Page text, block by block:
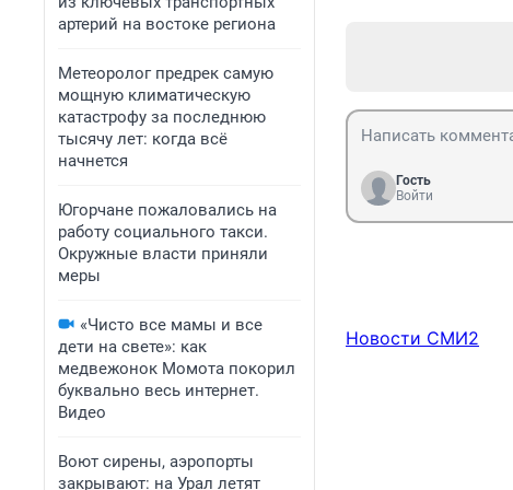
артерий на востоке региона
Метеоролог предрек самую
мощную климатическую
катастрофу за последнюю
тысячу лет: когда всё
начнется
Югорчане пожаловались на
работу социального такси.
Окружные власти приняли
меры
«Чисто все мамы и все
дети на свете»: как
медвежонок Момота покорил
буквально весь интернет.
Видео
Воют сирены, аэропорты
закрывают: на Урал летят
Гость
Войти
Новости СМИ2